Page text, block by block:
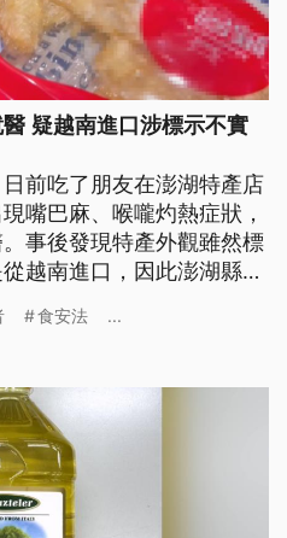
疑越南進口涉標示不實
前吃了朋友在澎湖特產店
嘴巴麻、喉嚨灼熱症狀，
事後發現特產外觀雖然標
越南進口，因此澎湖縣衛
食安法 ...